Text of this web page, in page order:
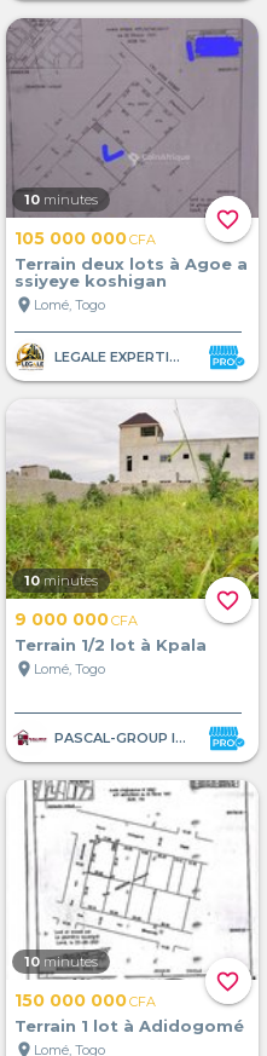
favorite_border
10 minutes
105 000 000CFA
Terrain deux lots à Agoe a
ssiyeye koshigan
location_on Lomé, Togo
LEGALE EXPERTISE AFRIQUE
favorite_border
10 minutes
9 000 000CFA
Terrain 1/2 lot à Kpala
location_on Lomé, Togo
PASCAL-GROUP IMMOBILIER
favorite_border
10 minutes
150 000 000CFA
Terrain 1 lot à Adidogomé
location_on Lomé, Togo